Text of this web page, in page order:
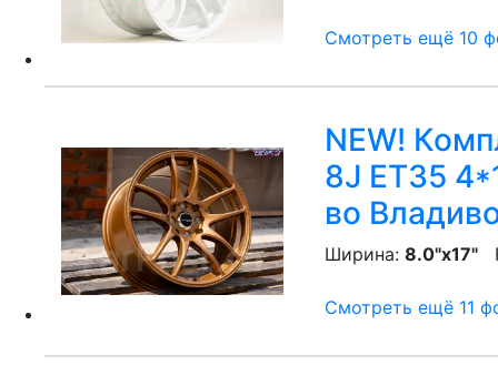
Смотреть ещё 10
NEW!
8J ET35
во
Ширина: 8.0"x17"
Смотреть ещё 11